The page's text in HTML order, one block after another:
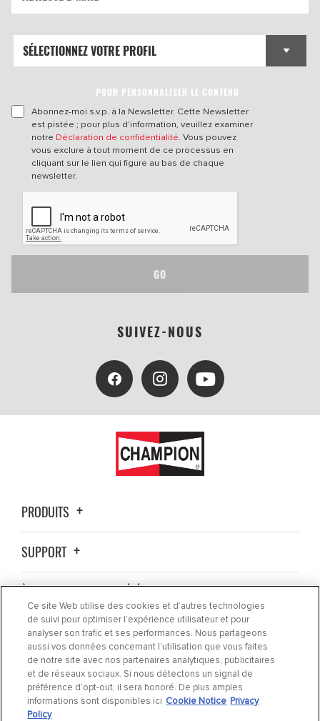
POUR PERSONNALISER LE CONTENU
Abonnez-moi s.v.p. à la Newsletter. Cette Newsletter
est pistée ; pour plus d'information, veuillez examiner
notre Déclaration de confidentialité. Vous pouvez
vous exclure à tout moment de ce processus en
cliquant sur le lien qui figure au bas de chaque
newsletter.
GO
SUIVEZ-NOUS
PRODUITS
SUPPORT
À PROPOS DE LA SOCIÉTÉ
OÙ ACHETER ?
ACTUALITÉS
CONTACTEZ-NOUS
Ce site Web utilise des cookies et d’autres technologies
de suivi pour optimiser l’expérience utilisateur et pour
analyser son trafic et ses performances. Nous partageons
aussi vos données concernant l’utilisation que vous faites
de notre site avec nos partenaires analytiques, publicitaires
et de réseaux sociaux. Si nous détectons un signal de
préférence d’opt-out, il sera honoré. De plus amples
informations sont disponibles ici Cookie Notice Privacy
Policy